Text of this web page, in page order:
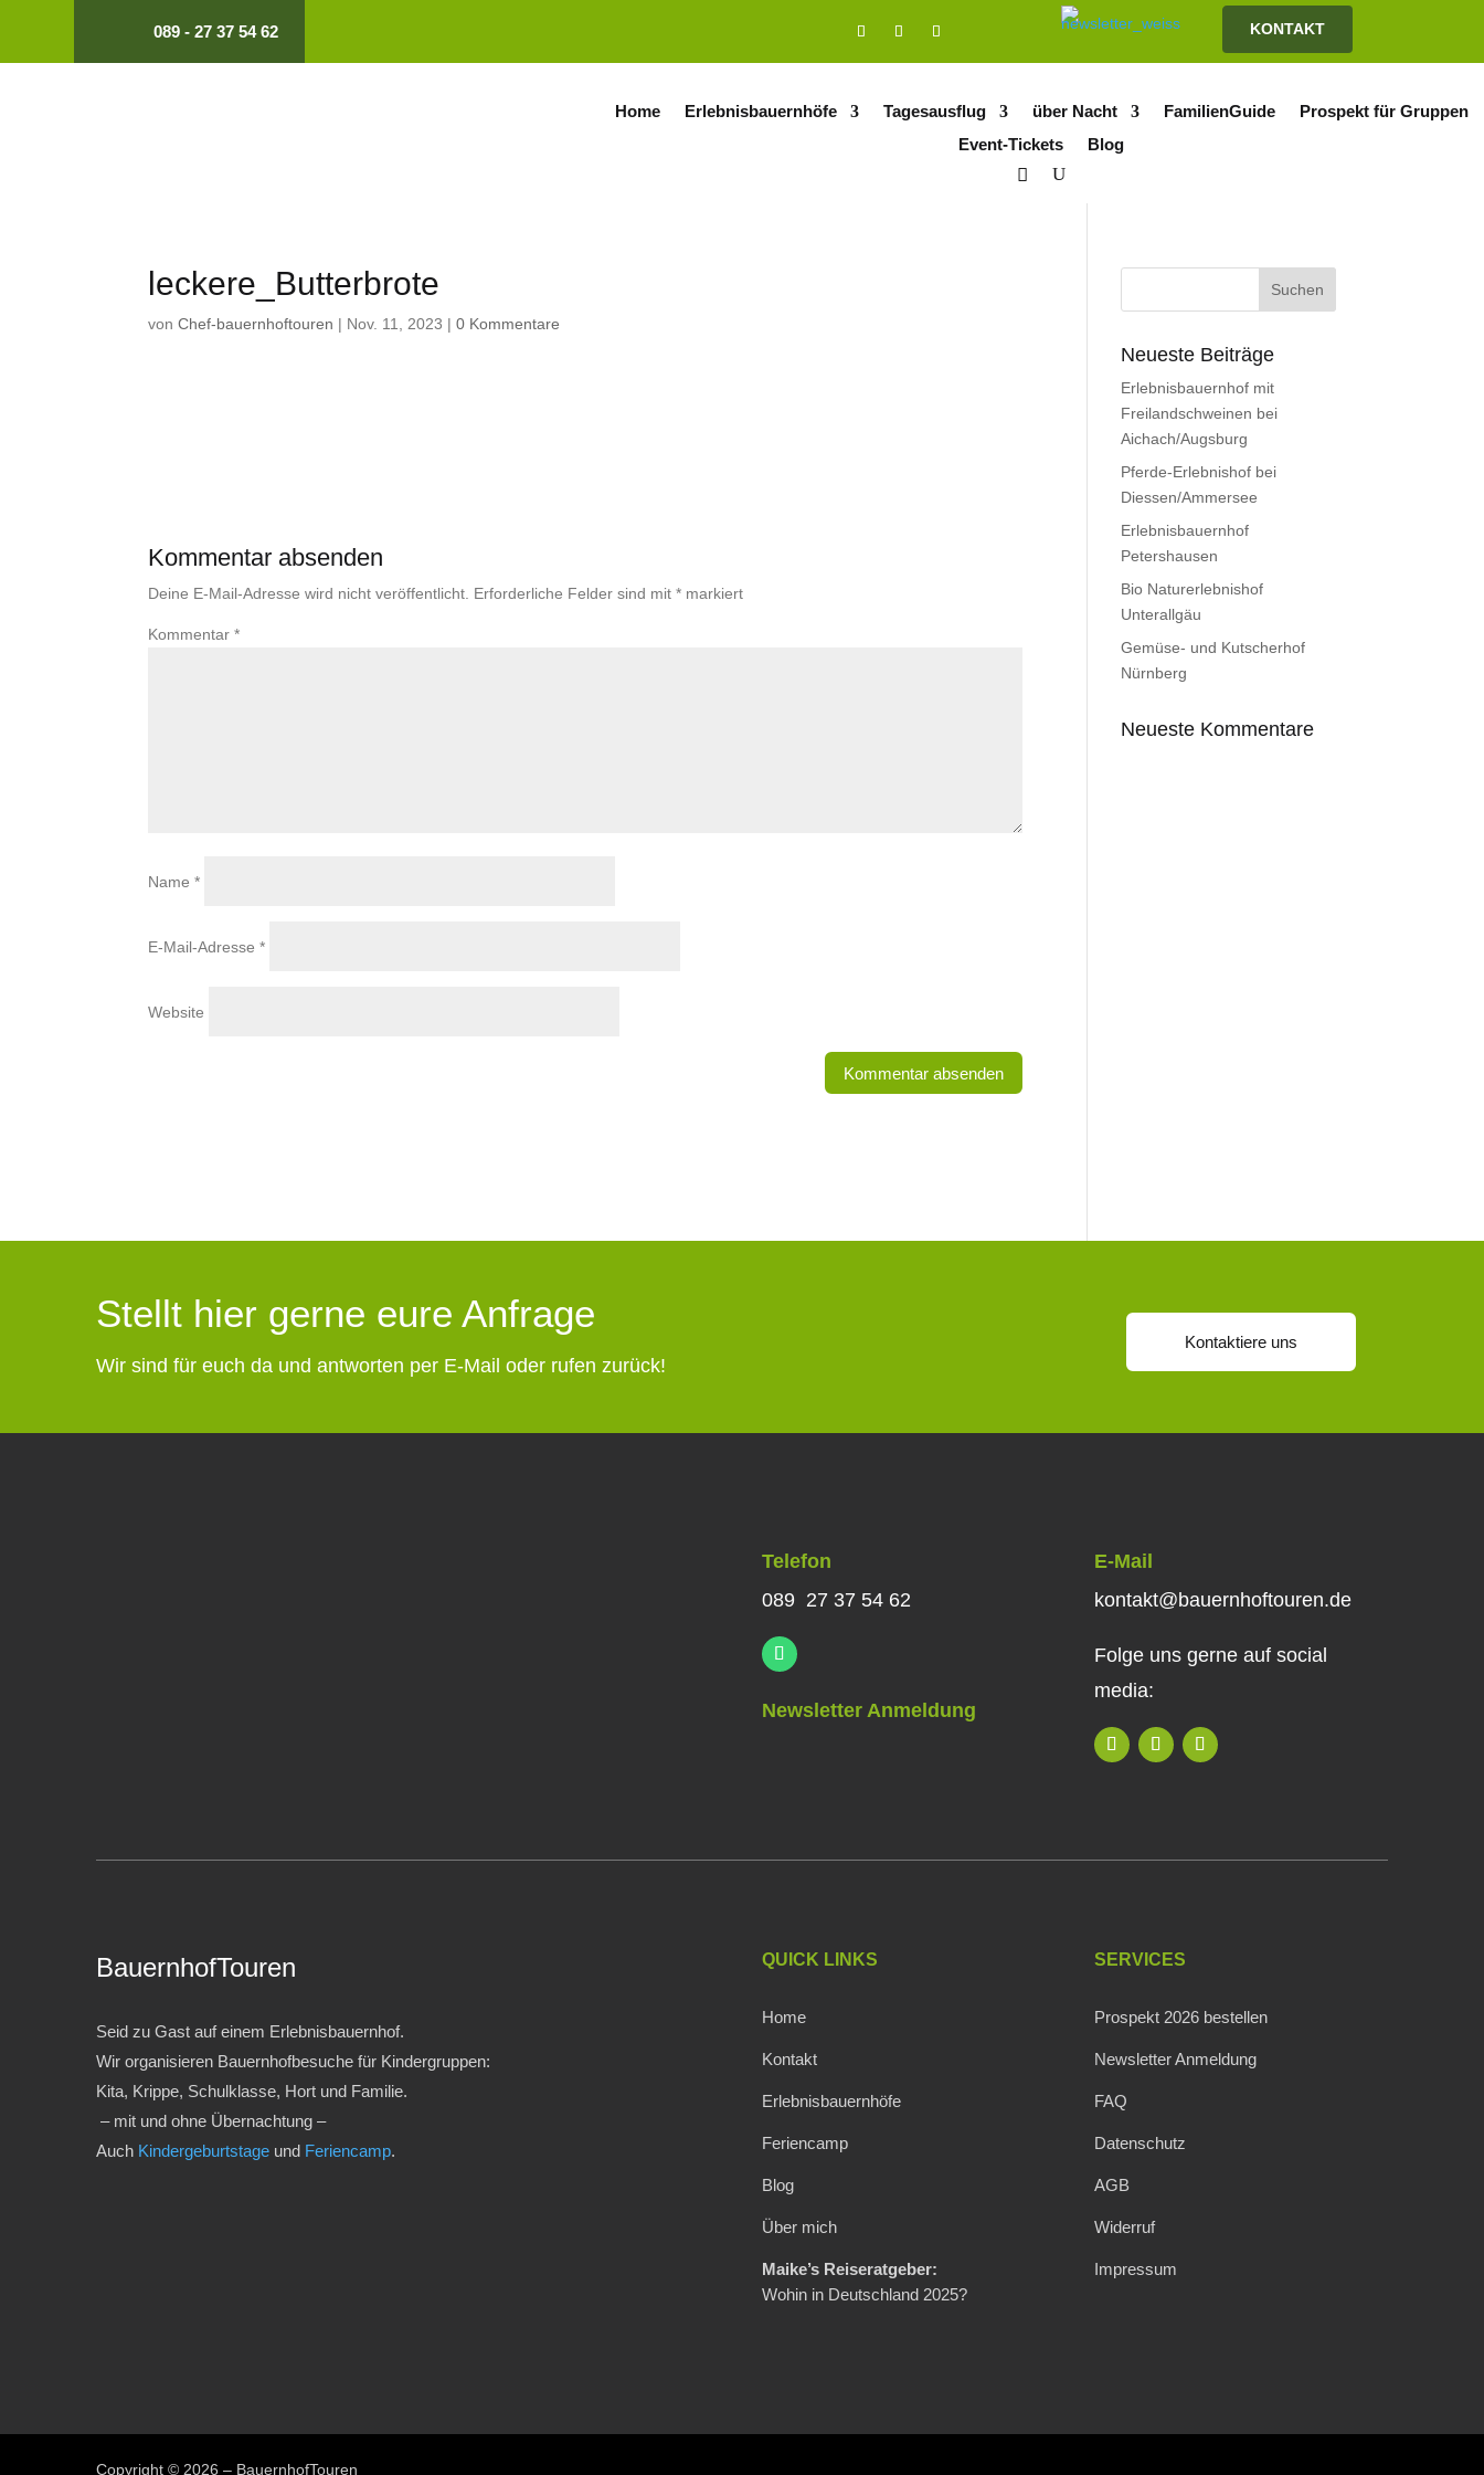
089 - 27 37 54 62 KONTAKT
Home Erlebnisbauernhöfe Tagesausflug über Nacht FamilienGuide
Prospekt für Gruppen
Event-Tickets
Blog
leckere_Butterbrote
vonChef-bauernhoftouren | Nov. 11, 2023 |0 Kommentare
Kommentar absenden
Deine E-Mail-Adresse wird nicht veröffentlicht. Erforderliche Felder sind mit* markiert
Kommentar*
Name*
E-Mail-Adresse*
Website
Neueste Beiträge
Erlebnisbauernhof mit
Freilandschweinen bei
Aichach/Augsburg
Pferde-Erlebnishof bei
Diessen/Ammersee
Erlebnisbauernhof
Petershausen
Bio Naturerlebnishof
Unterallgäu
Gemüse- und Kutscherhof
Nürnberg
Neueste Kommentare
Stellt hier gerne eure Anfrage
Wir sind für euch da und antworten per E-Mail oder rufen zurück!
Kontaktiere uns
Telefon
089 27 37 54 62
Newsletter Anmeldung
E-Mail
kontakt@bauernhoftouren.de
Folge uns gerne auf social
media:
BauernhofTouren
Seid zu Gast auf einem Erlebnisbauernhof.
Wir organisieren Bauernhofbesuche für Kindergruppen:
Kita, Krippe, Schulklasse, Hort und Familie.
– mit und ohne Übernachtung –
Auch Kindergeburtstage und Feriencamp.
QUICK LINKS
Home
Kontakt
Erlebnisbauernhöfe
Feriencamp
Blog
Über mich
Maike’s Reiseratgeber:
Wohin in Deutschland 2025?
SERVICES
Prospekt 2026 bestellen
Newsletter Anmeldung
FAQ
Datenschutz
AGB
Widerruf
Impressum
Copyright © 2026 – BauernhofTouren